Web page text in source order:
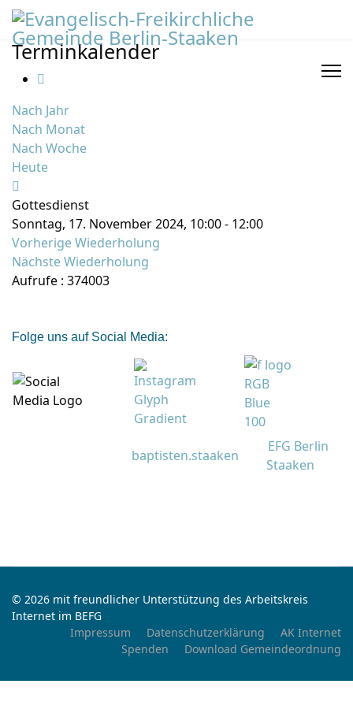
Terminkalender
Nach Jahr
Nach Monat
Nach Woche
Heute
Gottesdienst
Sonntag, 17. November 2024, 10:00 - 12:00
Vorherige Wiederholung
Nächste Wiederholung
Aufrufe : 374003
Folge uns auf Social Media:
baptisten.staaken
EFG Berlin
Staaken
© 2026 mit freundlicher Unterstützung des Arbeitskreis
Internet im BEFG
Impressum
Datenschutzerklärung
AK Internet
Spenden
Download Gemeindeordnung